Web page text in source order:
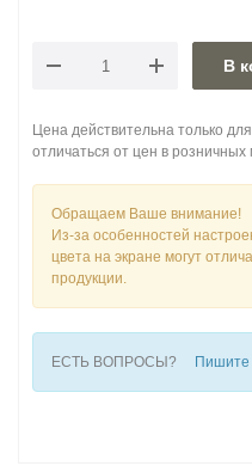
В
Цена действительна только
отличаться от цен в розничных
Обращаем Ваше внимание!
Из-за особенностей
цвета на экране могут
продукции.
ЕСТЬ ВОПРОСЫ? Пишите